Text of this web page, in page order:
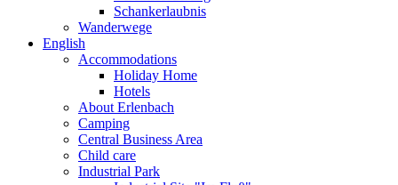
Schankerlaubnis
Wanderwege
English
Accommodations
Holiday Home
Hotels
About Erlenbach
Camping
Central Business Area
Child care
Industrial Park